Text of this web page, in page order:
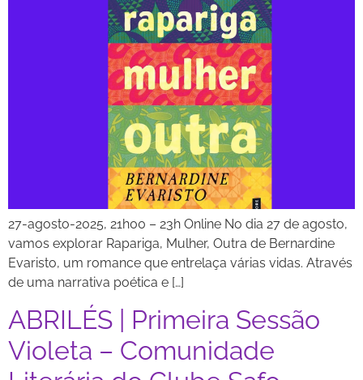
27-agosto-2025, 21h00 – 23h Online No dia 27 de agosto,
vamos explorar Rapariga, Mulher, Outra de Bernardine
Evaristo, um romance que entrelaça várias vidas. Através
de uma narrativa poética e […]
ABRILÉS | Primeira Sessão
Violeta – Comunidade